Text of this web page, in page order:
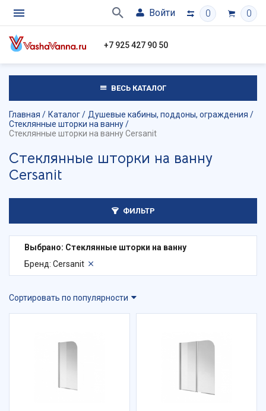
Войти 0 0
+7 925 427 90 50
ВЕСЬ КАТАЛОГ
Главная Каталог
Душевые кабины, поддоны, ограждения
Стеклянные шторки на ванну
Стеклянные шторки на ванну Cersanit
Стеклянные шторки на ванну
Cersanit
ФИЛЬТР
Выбрано: Стеклянные шторки на ванну
Бренд: Cersanit
Сортировать по популярности